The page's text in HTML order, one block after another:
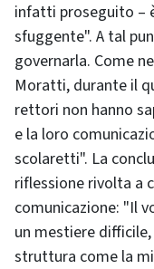
infatti proseguito –
sfuggente". A tal
governarla. Come
Moratti, durante il
rettori non hanno
e la loro
scolaretti". La
riflessione rivolta a
comunicazione: "Il
un mestiere
struttura come la